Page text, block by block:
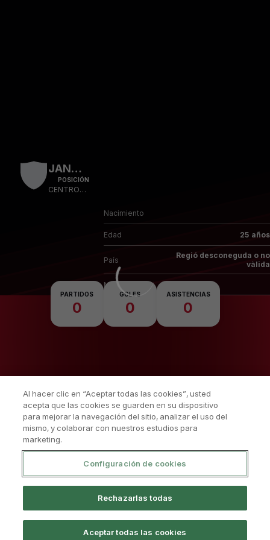
JANDRO
POSICIÓN
CENTROCAMPISTA
Nacimiento
Edad 25 años
País
Regió desconeguda o no
vàlida
Nacionalidad
PARTIDOS
0
GOLES
0
ASISTENCIAS
0
Aviso Legal Y Condiciones De Uso
PÀGINA OFICIAL © GIRONA FC 2025
Al hacer clic en “Aceptar todas las cookies”, usted
acepta que las cookies se guarden en su dispositivo
para mejorar la navegación del sitio, analizar el uso del
mismo, y colaborar con nuestros estudios para
marketing.
Configuración de cookies
Rechazarlas todas
Aceptar todas las cookies